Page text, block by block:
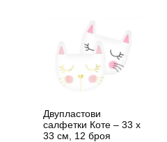
Пепа
Пиг
(Peppa
Pig)
Двупластови
салфетки Коте – 33 х
33 см, 12 броя